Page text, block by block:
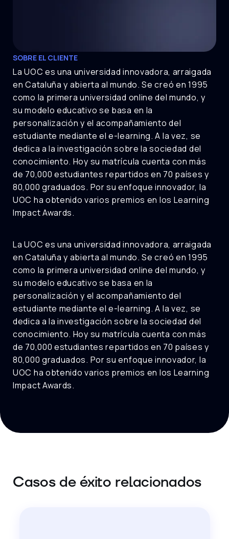
SOBRE EL CLIENTE
La UOC es una universidad innovadora, arraigada
en Cataluña y abierta al mundo. Se creó en 1995
como la primera universidad online del mundo, y
su modelo educativo se basa en la
personalización y el acompañamiento del
estudiante mediante el e-learning. A la vez, se
dedica a la investigación sobre la sociedad del
conocimiento. Hoy su matrícula cuenta con más
de 70,000 estudiantes repartidos en 70 países y
80,000 graduados. Por su enfoque innovador, la
UOC ha obtenido varios premios en los Learning
Impact Awards.
La UOC es una universidad innovadora, arraigada
en Cataluña y abierta al mundo. Se creó en 1995
como la primera universidad online del mundo, y
su modelo educativo se basa en la
personalización y el acompañamiento del
estudiante mediante el e-learning. A la vez, se
dedica a la investigación sobre la sociedad del
conocimiento. Hoy su matrícula cuenta con más
de 70,000 estudiantes repartidos en 70 países y
80,000 graduados. Por su enfoque innovador, la
UOC ha obtenido varios premios en los Learning
Impact Awards.
Casos de éxito relacionados